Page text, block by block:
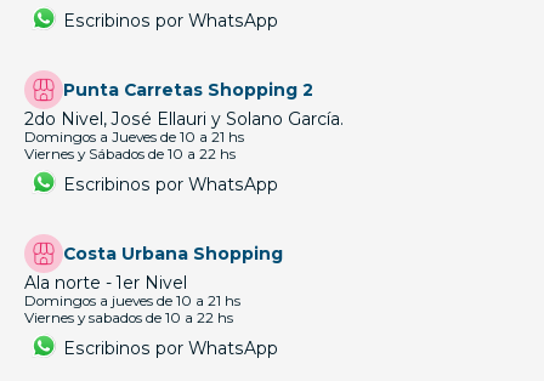
Escribinos por WhatsApp
Punta Carretas Shopping 2
2do Nivel, José Ellauri y Solano García.
Domingos a Jueves de 10 a 21 hs
Viernes y Sábados de 10 a 22 hs
Escribinos por WhatsApp
Costa Urbana Shopping
Ala norte - 1er Nivel
Domingos a jueves de 10 a 21 hs
Viernes y sabados de 10 a 22 hs
Escribinos por WhatsApp